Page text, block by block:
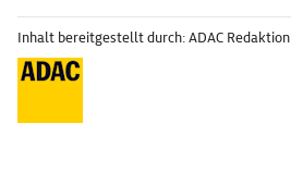
Inhalt bereitgestellt durch: ADAC Redaktion